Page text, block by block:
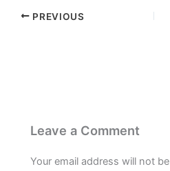
PREVIOUS
Leave a Comment
Your email address will not